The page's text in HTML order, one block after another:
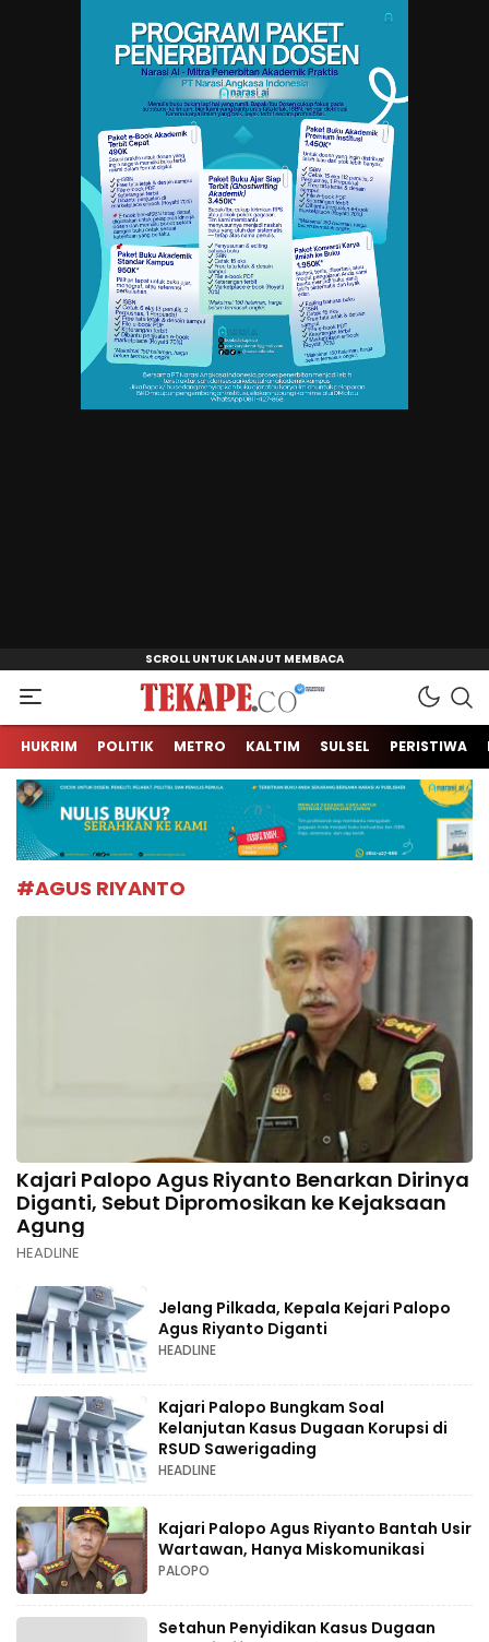
Tekape.co
Jendela Informasi Kita
HUKRIM POLITIK METRO KALTIM SULSEL PERISTIWA
#AGUS RIYANTO
Kajari Palopo Agus Riyanto Benarkan Dirinya
Diganti, Sebut Dipromosikan ke Kejaksaan
Agung
HEADLINE
Jelang Pilkada, Kepala Kejari Palopo
Agus Riyanto Diganti
HEADLINE
Kajari Palopo Bungkam Soal
Kelanjutan Kasus Dugaan Korupsi di
RSUD Sawerigading
HEADLINE
Kajari Palopo Agus Riyanto Bantah Usir
Wartawan, Hanya Miskomunikasi
PALOPO
Setahun Penyidikan Kasus Dugaan